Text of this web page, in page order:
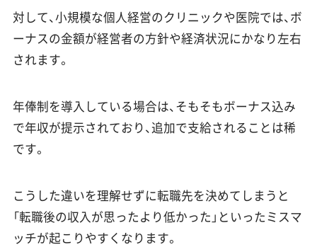
対して、小規模な個人経営のクリニックや医院では、ボ
ーナスの金額が経営者の方針や経済状況にかなり左右
されます。
年俸制を導入している場合は、そもそもボーナス込み
で年収が提示されており、追加で支給されることは稀
です。
こうした違いを理解せずに転職先を決めてしまうと
「転職後の収入が思ったより低かった」といったミスマ
ッチが起こりやすくなります。